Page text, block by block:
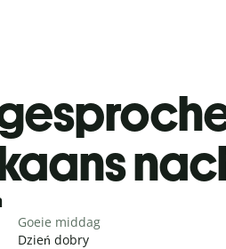
Goeie middag
Dzień dobry